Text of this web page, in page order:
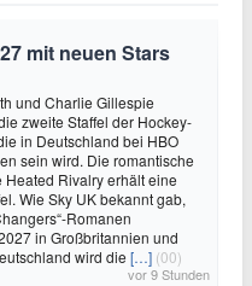
mit neuen Stars
und Charlie Gillespie
zweite Staffel der Hockey-
in Deutschland bei HBO
sein wird. Die romantische
Heated Rivalry erhält eine
Wie Sky UK bekannt gab,
Romanen
in Großbritannien und
wird die […] (00)
vor 9 Stunden